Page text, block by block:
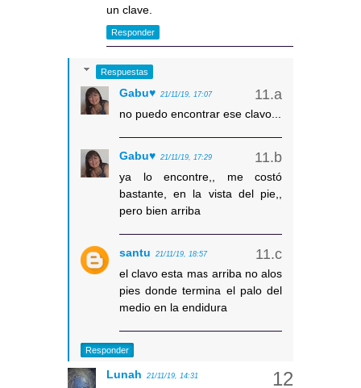
un clave.
Responder
Respuestas
Gabu♥ 21/11/19, 17:07
no puedo encontrar ese clavo...
Gabu♥ 21/11/19, 17:29
ya lo encontre,, me costó
bastante, en la vista del pie,,
pero bien arriba
santu 21/11/19, 18:57
el clavo esta mas arriba no alos
pies donde termina el palo del
medio en la endidura
Responder
Lunah 21/11/19, 14:31